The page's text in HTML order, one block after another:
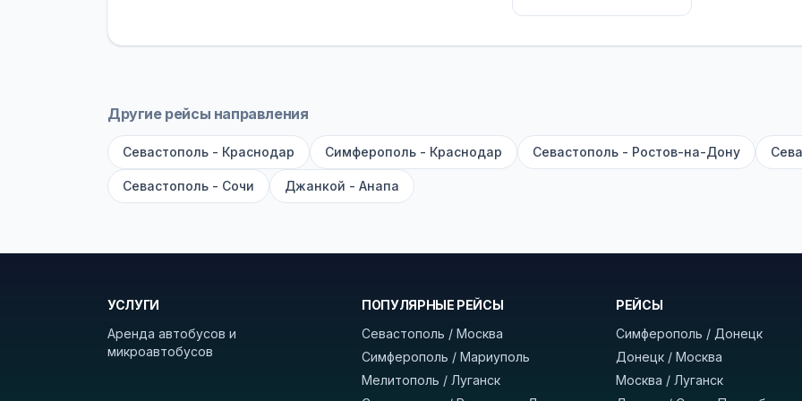
устройств, вода, пледы. На больших автобусах работают стюарды. У нас
оплата производится только при посадке, печатать билет заранее не нужно.
рейсов вы увидите время выезда, место посадки, время и место прибытия, время в
Удачных поездок! С уважением, командаBUSTRIP.PRO
Другие рейсы направления
Севастополь - Краснодар Симферополь - Краснодар Севастополь - Ростов-на-Дону
Севастополь - Сочи Джанкой - Анапа
УСЛУГИ
Аренда автобусов и
микроавтобусов
ПОПУЛЯРНЫЕ РЕЙСЫ
Севастополь / Москва
Симферополь / Мариуполь
Мелитополь / Луганск
РЕЙСЫ
Симферополь / Донецк
Донецк / Москва
Москва / Луганск